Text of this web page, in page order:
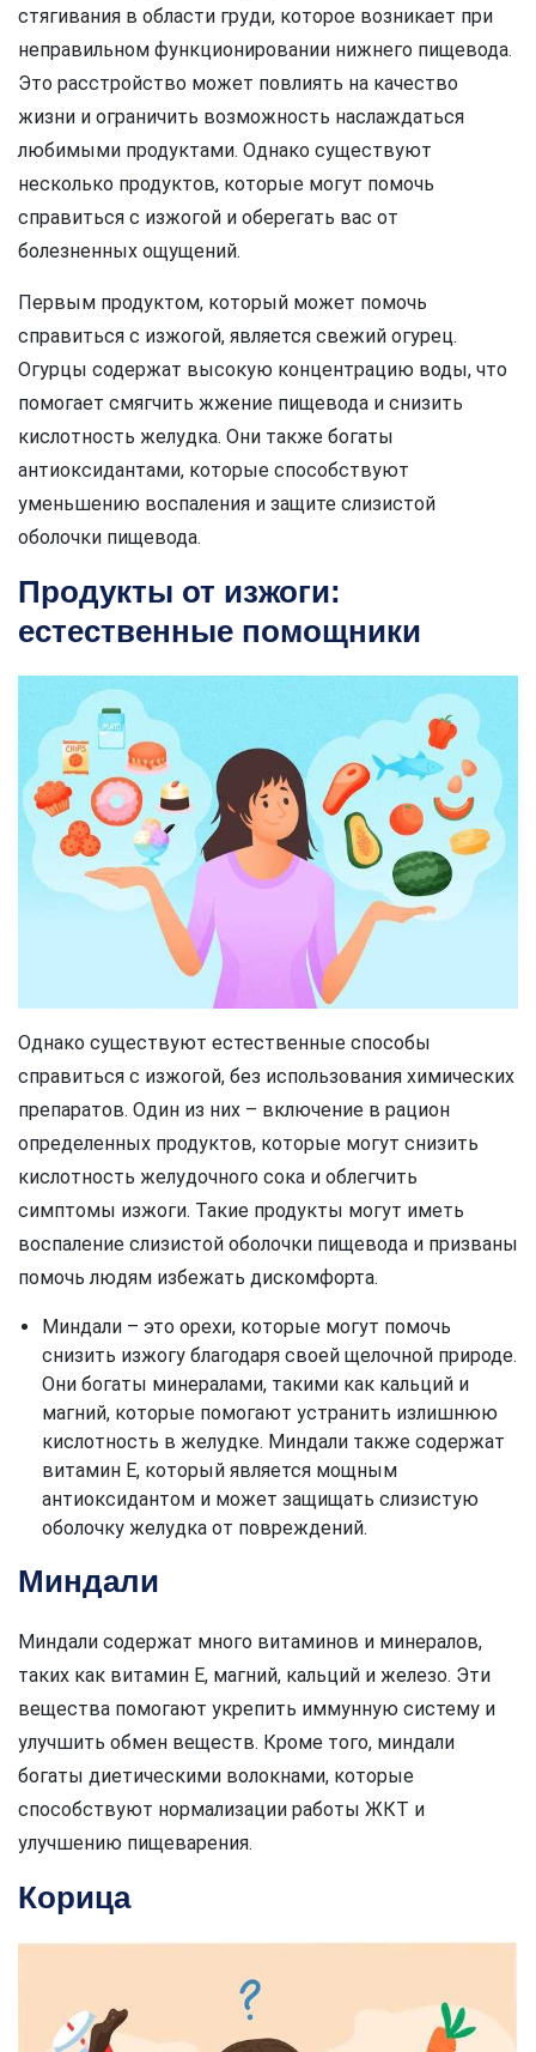
стягивания в области груди, которое возникает при
неправильном функционировании нижнего пищевода.
Это расстройство может повлиять на качество
жизни и ограничить возможность наслаждаться
любимыми продуктами. Однако существуют
несколько продуктов, которые могут помочь
справиться с изжогой и оберегать вас от
болезненных ощущений.
Первым продуктом, который может помочь
справиться с изжогой, является свежий огурец.
Огурцы содержат высокую концентрацию воды, что
помогает смягчить жжение пищевода и снизить
кислотность желудка. Они также богаты
антиоксидантами, которые способствуют
уменьшению воспаления и защите слизистой
оболочки пищевода.
Продукты от изжоги:
естественные помощники
Однако существуют естественные способы
справиться с изжогой, без использования химических
препаратов. Один из них – включение в рацион
определенных продуктов, которые могут снизить
кислотность желудочного сока и облегчить
симптомы изжоги. Такие продукты могут иметь
воспаление слизистой оболочки пищевода и призваны
помочь людям избежать дискомфорта.
Миндали – это орехи, которые могут помочь
снизить изжогу благодаря своей щелочной природе.
Они богаты минералами, такими как кальций и
магний, которые помогают устранить излишнюю
кислотность в желудке. Миндали также содержат
витамин Е, который является мощным
антиоксидантом и может защищать слизистую
оболочку желудка от повреждений.
Миндали
Миндали содержат много витаминов и минералов,
таких как витамин Е, магний, кальций и железо. Эти
вещества помогают укрепить иммунную систему и
улучшить обмен веществ. Кроме того, миндали
богаты диетическими волокнами, которые
способствуют нормализации работы ЖКТ и
улучшению пищеварения.
Корица